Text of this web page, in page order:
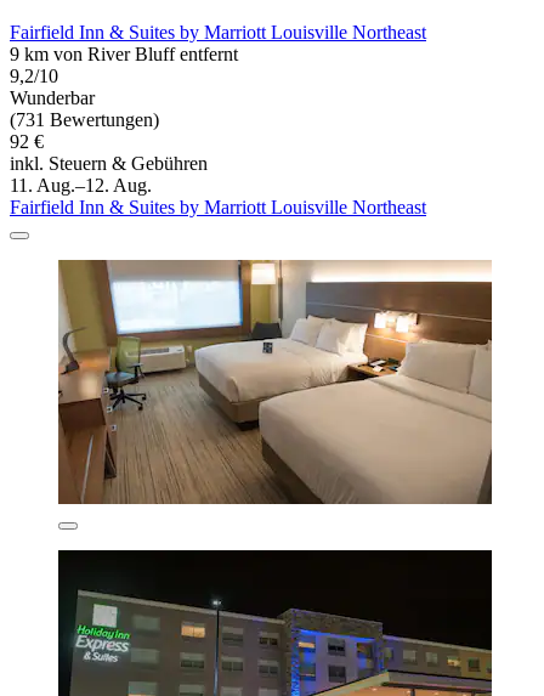
Fairfield Inn & Suites by Marriott Louisville Northeast
9 km von River Bluff entfernt
9,2/10
Wunderbar
(731 Bewertungen)
92 €
inkl. Steuern & Gebühren
11. Aug.–12. Aug.
Fairfield Inn & Suites by Marriott Louisville Northeast